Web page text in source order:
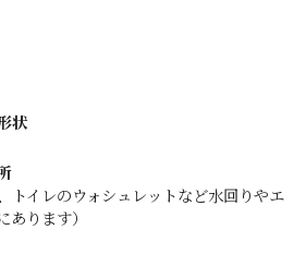
状
トイレのウォシュレットなど水回りやエ
ります）